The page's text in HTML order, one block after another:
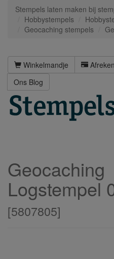
Stempels laten maken bij
Hobbystempels
Geocaching stempels
Winkelmandje
Ons Blog
Geocaching
Logstempel
[5807805]